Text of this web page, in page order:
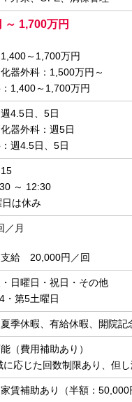
～ 1,700万円
～1,700万円
器外科：1,500万円～
1,400～1,700万円
4.5日、5日
器外科：週5日
週4.5日、5日
～ 12:30
は休み
／月
給 20,000円／回
日曜日・祝日・その他
第5土曜日
季休暇、有給休暇、開院
（費用補助あり）
応じた回数制限あり、但
賃補助あり（半額：50,000